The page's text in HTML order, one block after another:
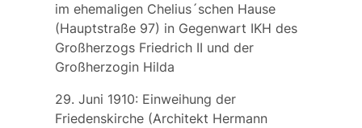
im ehemaligen Chelius´schen Hause
(Hauptstraße 97) in Gegenwart IKH des
Großherzogs Friedrich II und der
Großherzogin Hilda
29. Juni 1910: Einweihung der
Friedenskirche(Architekt Hermann